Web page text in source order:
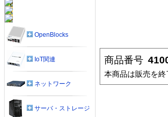
商品番号
本商品は販売を終
OpenBlocks
IoT関連
ネットワーク
サーバ・ストレージ